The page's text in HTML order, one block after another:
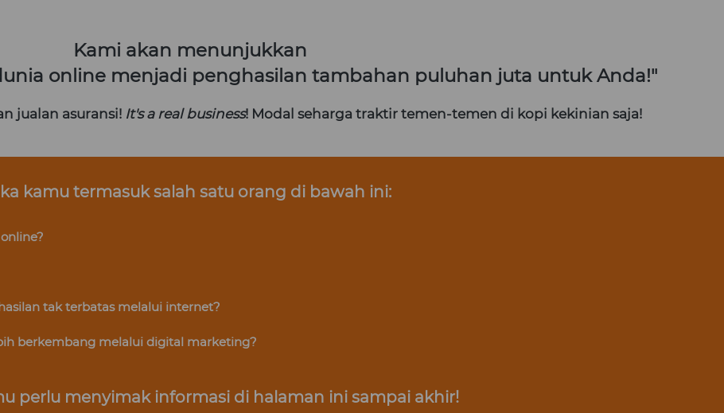
Kami akan menunjukkan
online menjadi penghasilan tambahan puluhan juta untuk Anda!"
jualan asuransi! It's a real business! Modal seharga traktir temen-temen di kopi kekinian saja!
kamu termasuk salah satu orang di bawah ini:
tak terbatas melalui internet?
berkembang melalui digital marketing?
perlu menyimak informasi di halaman ini sampai akhir!